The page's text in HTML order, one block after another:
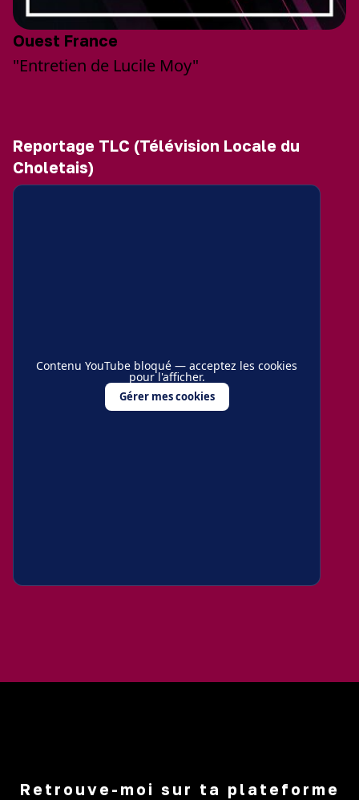
Ouest France
"Entretien de Lucile Moy"
Reportage TLC (Télévision Locale du
Choletais)
Contenu YouTube bloqué — acceptez les cookies
pour l'afficher.
Gérer mes cookies
Retrouve-moi sur ta plateforme